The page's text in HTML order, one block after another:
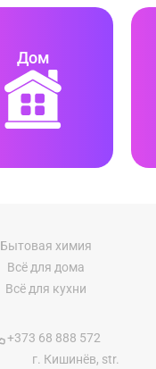
Дом
Бытовая химия
Всё для дома
Всё для кухни
+373 68 888 572
г. Кишинёв, str.